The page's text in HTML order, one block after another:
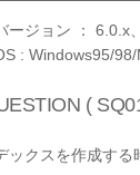
ージョン ： 6.0.x
: Windows95/
(
ックスを作成す